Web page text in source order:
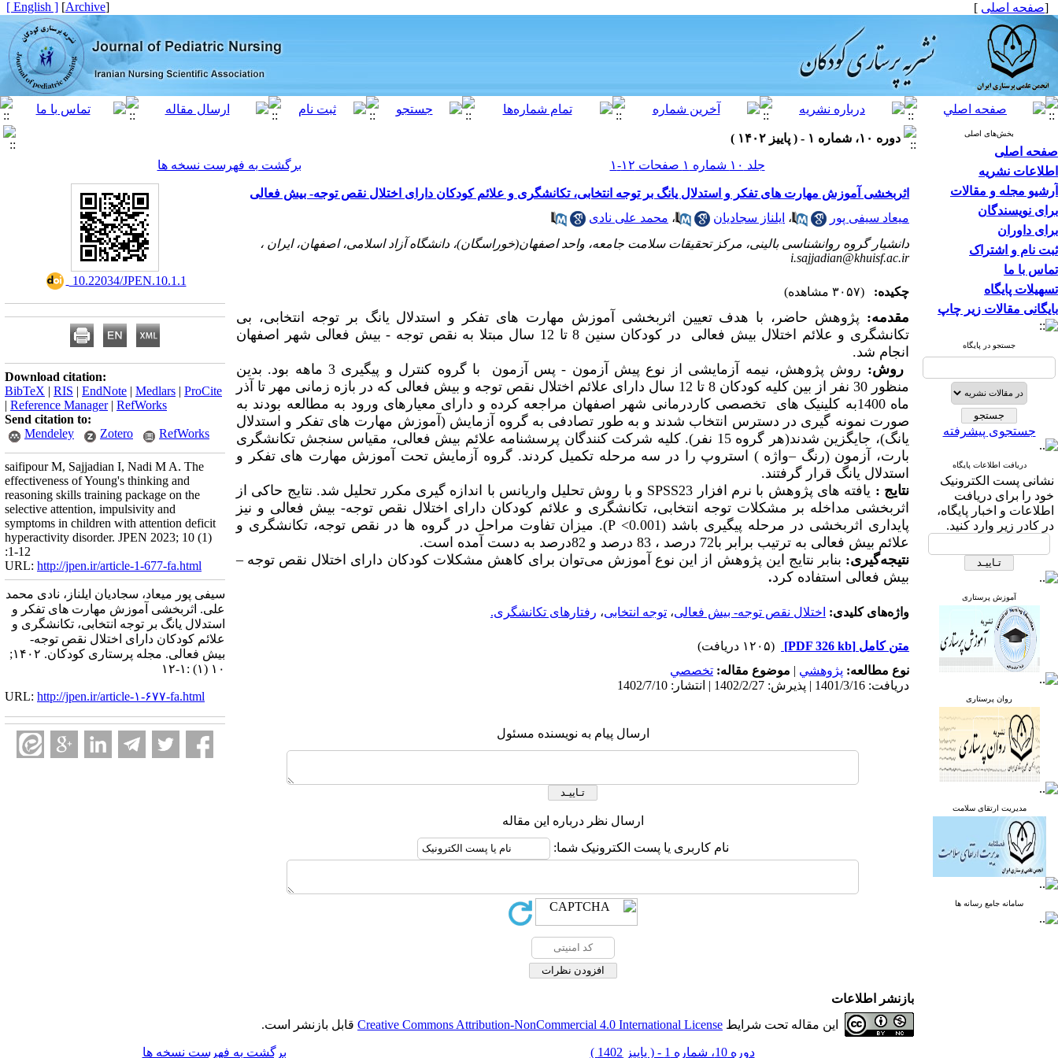
[صفحه اصلی ]
[
Archive
]
[ English ]
بخش‌های اصلی
صفحه اصلی
اطلاعات نشریه
آرشیو مجله و مقالات
برای نویسندگان
برای داوران
ثبت نام و اشتراک
تماس با ما
تسهیلات پایگاه
بایگانی مقالات زیر چاپ
جستجو در پایگاه
جستجوی پیشرفته
دریافت اطلاعات پایگاه
نشانی پست الکترونیک
خود را برای دریافت
اطلاعات و اخبار پایگاه،
در کادر زیر وارد کنید.
آموزش پرستاری
روان پرستاری
مدیریت ارتقای سلامت
سامانه جامع رسانه ها
دوره ۱۰، شماره ۱ - ( پاییز ۱۴۰۲ )
جلد ۱۰ شماره ۱ صفحات ۱۲-۱
برگشت به فهرست نسخه ها
اثربخشی آموزش مهارت های تفکر و استدلال یانگ بر توجه انتخابی، تکانشگری و علائم کودکان دارای اختلال نقص توجه- بیش فعالی
میعاد سیفی پور
، ایلناز سجادیان ، محمد علی نادی
دانشیار گروه روانشناسی بالینی، مرکز تحقیقات سلامت جامعه، واحد اصفهان(خوراسگان)، دانشگاه آزاد اسلامی، اصفهان، ایران ،
i.sajjadian@khuisf.ac.ir
چکیده: (۳۰۵۷ مشاهده)
مقدمه: پژوهش حاضر، با هدف تعیین اثربخشی آموزش مهارت های تفکر و استدلال یانگ بر توجه انتخابی، بی
تکانشگری و علائم اختلال بیش فعالی در کودکان سنین 8 تا 12 سال مبتلا به نقص توجه - بیش فعالی شهر اصفهان
انجام شد.
روش‌: روش پژوهش، نیمه آزمایشی از نوع پیش آزمون - پس آزمون با گروه کنترل و پیگیری 3 ماهه بود.
بدین
منظور 30 نفر از بین کلیه کودکان 8 تا 12 سال دارای علائم اختلال نقص توجه و بیش فعالی که در بازه زمانی مهر تا آذر
ماه 1400به کلینیک های تخصصی کاردرمانی شهر اصفهان مراجعه کرده و دارای معیارهای ورود به مطالعه بودند به
صورت نمونه گیری در دسترس انتخاب شدند و به طور تصادفی به گروه آزمایش (آموزش مهارت های تفکر و استدلال
یانگ)، جایگزین شدند(هر گروه 15 نفر). کلیه شرکت کنندگان پرسشنامه علائم بیش فعالی، مقیاس سنجش تکانشگری
بارت، آزمون (رنگ–واژه ) استروپ را در سه مرحله تکمیل کردند. گروه آزمایش تحت آموزش مهارت های تفکر و
استدلال یانگ قرار گرفتند.
نتایج : یافته های پژوهش با نرم افزار SPSS23 و با روش تحلیل واریانس با اندازه گیری مکرر تحلیل شد. نتایج حاکی از
اثربخشی مداخله بر مشکلات توجه انتخابی، تکانشگری و علائم کودکان دارای اختلال نقص توجه- بیش فعالی و نیز
پایداری اثربخشی در مرحله پیگیری باشد (0.001
>
P
). میزان تفاوت مراحل در گروه ها در نقص توجه، تکانشگری و
علائم بیش فعالی به ترتیب برابر با72 درصد ، 83 درصد و 82درصد به دست آمده است
.
نتیجه‌گیری: بنابر نتایج این پژوهش از این نوع آموزش می‌توان برای کاهش مشکلات کودکان دارای اختلال نقص توجه–
بیش فعالی استفاده کرد.
واژه‌های کلیدی: اختلال نقص توجه- بیش فعالی، توجه انتخابی، رفتارهای تکانشگری.
متن کامل [PDF 326 kb]
(۱۲۰۵ دریافت)
نوع مطالعه: پژوهشي | موضوع مقاله: تخصصي
دریافت: 1401/3/16 | پذیرش: 1402/2/27 | انتشار: 1402/7/10
ارسال پیام به نویسنده مسئول
ارسال نظر درباره این مقاله
نام کاربری یا پست الکترونیک شما:
‎ 10.22034/JPEN.10.1.1
Download citation:
BibTeX | RIS | EndNote | Medlars | ProCite
| Reference Manager| RefWorks
Send citation to:
Mendeley
Zotero RefWorks
saifipour M, Sajjadian I, Nadi M A. The
effectiveness of Young's thinking and
reasoning skills training package on the
selective attention, impulsivity and
symptoms in children with attention deficit
hyperactivity disorder. JPEN 2023; 10 (1)
:1-12
URL: http://jpen.ir/article-1-677-fa.html
سیفی پور میعاد، سجادیان ایلناز، نادی محمد
علی. اثربخشی آموزش مهارت های تفکر و
استدلال یانگ بر توجه انتخابی، تکانشگری و
علائم کودکان دارای اختلال نقص توجه-
بیش فعالی. مجله پرستاری کودکان. ۱۴۰۲;
۱۰ (۱) :۱-۱۲
URL: http://jpen.ir/article-۱-۶۷۷-fa.html
بازنشر اطلاعات
این مقاله تحت شرایط Creative Commons Attribution-NonCommercial 4.0 International License قابل بازنشر است.
دوره 10، شماره 1 - ( پاییز 1402 ) برگشت به فهرست نسخه ها